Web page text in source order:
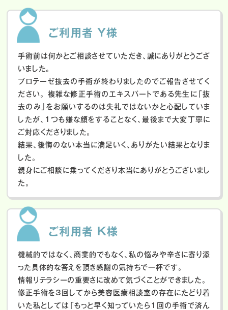
ご利用者 Y様
手術前は何かとご相談させていただき、誠にありがとうござ
いました。
プロテーゼ抜去の手術が終わりましたのでご報告させてく
ださい。
複雑な修正手術のエキスパートである先生に「抜
去のみ」をお願いするのは失礼ではないかと心配していま
したが、１つも嫌な顔をすることなく、最後まで大変丁寧に
ご対応くださりました。
結果、後悔のない本当に満足いく、ありがたい結果となりま
した。
親身にご相談に乗ってくださり本当にありがとうございまし
た。
ご利用者 K様
機械的ではなく、商業的でもなく、私の悩みや辛さに寄り添
った具体的な答えを頂き感謝の気持ちで一杯です。
情報リテラシーの重要さに改めて気づくことができました。
修正手術を3回してから美容医療相談室の存在にたどり着
いた私としては「もっと早く知っていたら1回の手術で済ん